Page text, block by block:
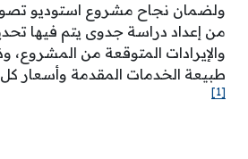
ولضمان نجاح مشروع استوديو
من إعداد دراسة جدوى يتم فيها
والإيرادات المتوقعة من
طبيعة الخدمات المقدمة وأسعار
[1]